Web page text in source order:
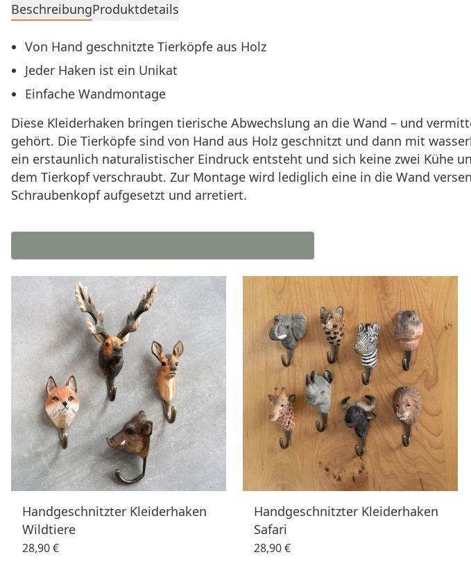
BeschreibungProduktdetails
Von Hand geschnitzte Tierköpfe aus Holz
Jeder Haken ist ein Unikat
Einfache Wandmontage
Diese Kleiderhaken bringen tierische Abwechslung an die Wand – und
gehört. Die Tierköpfe sind von Hand aus Holz geschnitzt und dann mit
ein erstaunlich naturalistischer Eindruck entsteht und sich keine zwei Kühe
dem Tierkopf verschraubt. Zur Montage wird lediglich eine in die Wand
Schraubenkopf aufgesetzt und arretiert.
Handgeschnitzter Kleiderhaken
Wildtiere
28,90 €
Handgeschnitzter Kleiderhaken
Safari
28,90 €